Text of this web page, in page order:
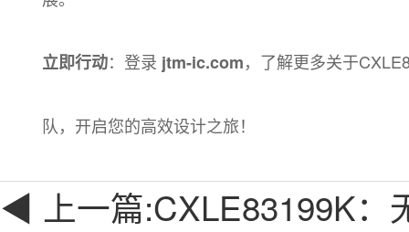
立即行动：登录 jtm-ic.com，了解更多关于
队，开启您的高效设计之旅！
◀ 上一篇:CXLE83199K：